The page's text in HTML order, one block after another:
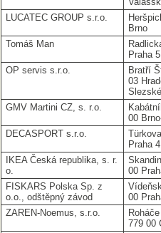
LUCATEC GROUP s.r.o.
Brno
Tomáš Man
Praha 5
OP servis s.r.o.
Bratří
03
GMV Martini CZ, s. r.o.
00
DECASPORT s.r.o.
Praha 4
IKEA Česká republika, s. r.
o.
00
FISKARS Polska Sp. z
o.o., odštěpný závod
00
ZAREN-Noemus, s.r.o.
779 00